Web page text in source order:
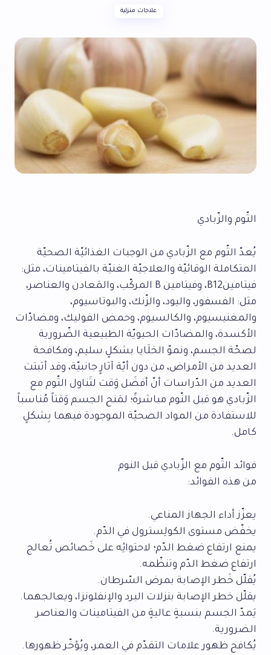
علاجات منزلية
الثّوم والزّبادي
يُعدّ الثّوم مع الزّبادي من الوجبات الغذائيّة الصحيّة
المتكاملة الوقائيّة والعلاجيّة الغنيّة بالفيتامينات، مثل:
فيتامينB12، وفيتامين B المركّب، والمَعادن والعناصر،
مثل: الفسفور، واليود، والزّنك، والبوتاسيوم،
والمغنيسيوم، والكالسيوم، وحمض الفوليك، ومضادّات
الأكسدة، والمضادّات الحيويّة الطبيعية الضّرورية
لصحّة الجسم، ونموّ الخلَايا بشكلٍ سليم، ومكافحة
العديد من الأمراض، من دون أيّة آثارٍ جانبيّة، وقد أثبتت
العديد من الدّراسات أنّ أفضَل وَقت لتَناول الثّوم مع
الزّبادي هو قبل النّوم مباشرةً؛ لمَنح الجسم وَقتاً مُناسباً
للاستفادة من المواد الصحيّة الموجودة فيهما بِشكلٍ
كامل.
فوائد الثّوم مع الزّبادي قبل النوم
من هذه الفوائد:
يعزّز أداء الجهاز المناعي.
يخفّض مستوى الكولِسترول في الدّم.
يمنع ارتفاع ضغط الدّم؛ لاحتوائِه على خَصائص تُعالج
ارتفاع ضغط الدّم وتنظّمه.
يُقلّل خَطر الإصابة بمرض السّرطان.
يقلّل خطر الإصابة بنزلات البرد والإنفلونزا، ويعالجهما.
يَمدّ الجسم بنسبةٍ عاليةٍ من الفيتامينات والعناصر
الضرورية.
يُكافح ظهور علامات التقدّم في العمر، ويُؤخّر ظهورها.